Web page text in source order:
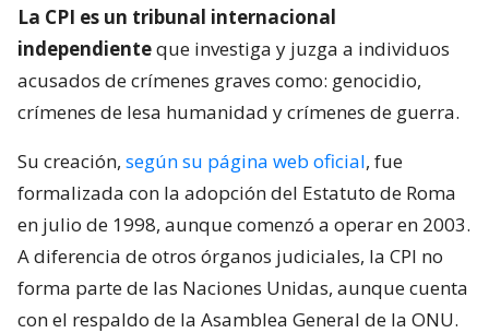
La CPI es un tribunal internacional
independienteque investiga y juzga a individuos
acusados de crímenes graves como: genocidio,
crímenes de lesa humanidad y crímenes de guerra.
Su creación, según su página web oficial, fue
formalizada con la adopción del Estatuto de Roma
en julio de 1998, aunque comenzó a operar en 2003.
A diferencia de otros órganos judiciales, la CPI no
forma parte de las Naciones Unidas, aunque cuenta
con el respaldo de la Asamblea General de la ONU.